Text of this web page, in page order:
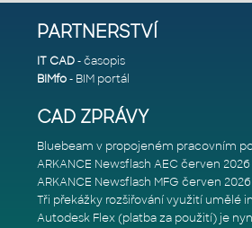
PARTNERSTVÍ
IT CAD- časopis
BIMfo- BIM portál
CAD ZPRÁVY
ARKANCE Newsflash AEC červen 2026
ARKANCE Newsflash MFG červen 2026